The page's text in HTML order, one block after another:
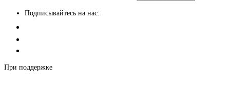
Подписывайтесь на нас:
При поддержке